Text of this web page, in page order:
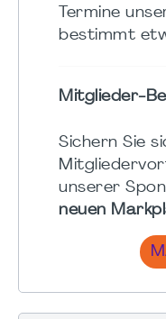
Termine
bestimmt
Mitglieder-
Sichern Sie
unserer
neuen